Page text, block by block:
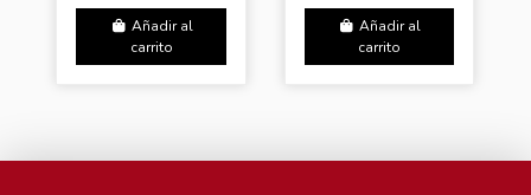
Añadir al
carrito
Añadir al
carrito